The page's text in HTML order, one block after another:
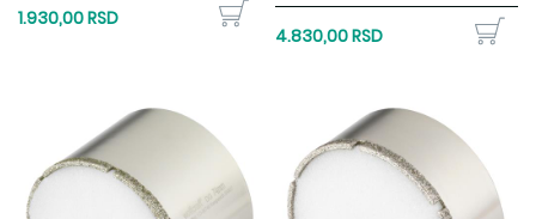
1.930,00 RSD
4.830,00 RSD